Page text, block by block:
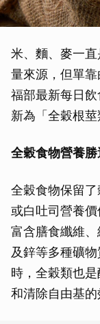
米、麵、麥一
量來源，但單
福部最新每日
新為「全穀根莖
全穀食物營養
全穀食物保留
或白吐司營養
富含膳食纖維
及鋅等多種礦
時，全穀類也
和清除自由基的